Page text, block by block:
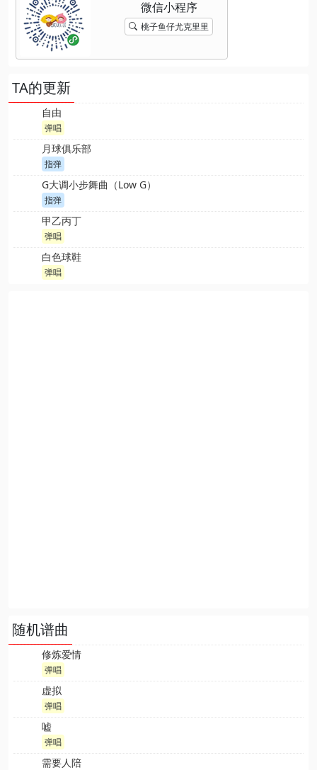
桃子鱼仔尤克里里
TA的更新
自由
弹唱
月球俱乐部
指弹
G大调小步舞曲（Low G）
指弹
甲乙丙丁
弹唱
白色球鞋
弹唱
随机谱曲
修炼爱情
弹唱
虚拟
弹唱
嘘
弹唱
需要人陪